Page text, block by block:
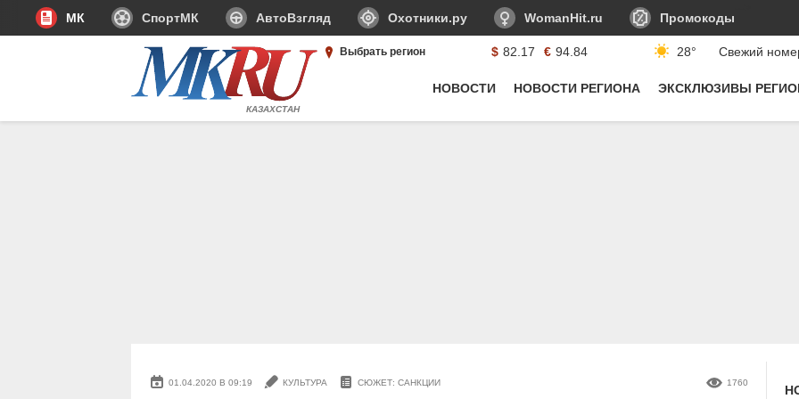
МК СпортМК АвтоВзгляд Охотники.ру WomanHit.ru Промокоды
КАЗАХСТАН
Выбрать регион Курсы валюты:
$ 82.17 € 94.84 28° Свежий
НОВОСТИ
НОВОСТИ РЕГИОНА ЭКСКЛЮЗИВЫ
01.04.2020 В 09:19 КУЛЬТУРА СЮЖЕТ: САНКЦИИ 1760